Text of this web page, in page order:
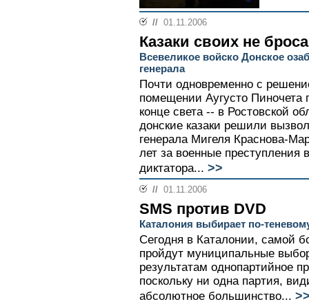
// 01.11.2006
Казаки своих не
Всевеликое войско Донское
генерала
Почти одновременно с
помещении Аугусто
конце света -- в Ростовской
донские казаки решили
генерала Мигеля Краснова-
лет за военные преступления
диктатора... >>
// 01.11.2006
SMS против DVD
Каталония выбирает по-
Сегодня в Каталонии, самой
пройдут муниципальные
результатам однопартийное
поскольку ни одна партия,
абсолютное большинство...